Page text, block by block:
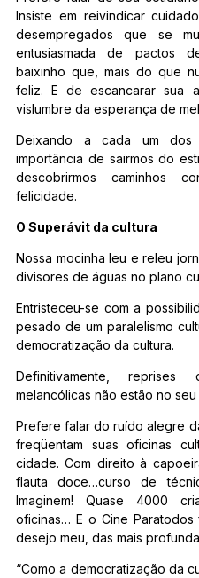
Insiste em reivindicar
desempregados que se
entusiasmada de pactos
baixinho que, mais do que
feliz. E de escancarar sua
vislumbre da esperança de
Deixando a cada um
importância de sairmos do
descobrirmos caminhos
felicidade.
O Superávit da cultura
Nossa mocinha leu e releu
divisores de águas no plano
Entristeceu-se com a
pesado de um paralelismo
democratização da cultura.
Definitivamente,
melancólicas não estão no
Prefere falar do ruído alegre
freqüentam suas oficinas
cidade. Com direito à
flauta doce…curso de
Imaginem! Quase 4000
oficinas… E o Cine
desejo meu, das mais
“Como a democratização da